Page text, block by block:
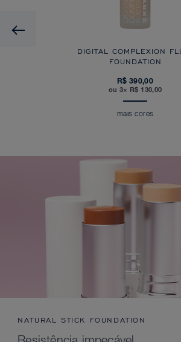
Previous
DIGITAL COMPLEXION
FOUNDATION
R$ 390,00
ou 3× R$ 130,00
mais cores
NATURAL STICK FOUNDATION